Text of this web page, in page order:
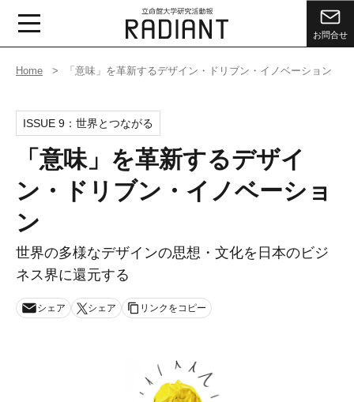
お問合せ
Home 「意味」を革新するデザイン・ドリブン・イノベーション
ISSUE 9： 世界とつながる
「意味」を革新するデザイ
ン・ドリブン・イノベーショ
ン
世界の多様なデザインの思想・文化を日本のビジ
ネス界に還元する
シェア シェア リンクをコピー